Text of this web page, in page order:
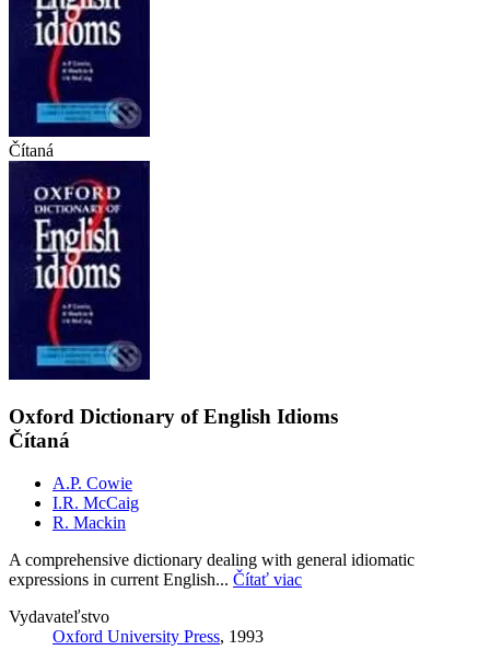
Čítaná
Oxford Dictionary of English Idioms
Čítaná
A.P. Cowie
I.R. McCaig
R. Mackin
A comprehensive dictionary dealing with general idiomatic
expressions in current English... Čítať viac
Vydavateľstvo
Oxford University Press, 1993